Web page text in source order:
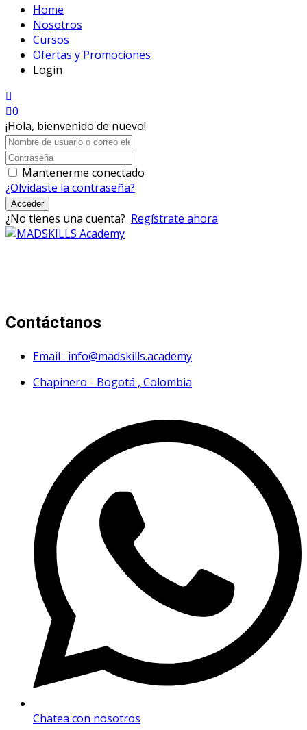
Home
Nosotros
Cursos
Ofertas y Promociones
Login
0
¡Hola, bienvenido de nuevo!
Mantenerme conectado
¿Olvidaste la contraseña?
Acceder
¿No tienes una cuenta? Regístrate ahora
Contáctanos
Email : info@madskills.academy
Chapinero - Bogotá , Colombia
Chatea con nosotros